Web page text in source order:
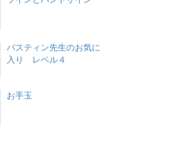
バスティン先生のお気に
入り レベル４
お手玉